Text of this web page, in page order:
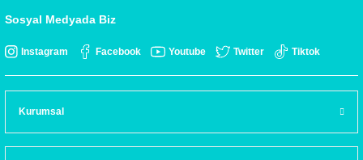
Sosyal Medyada Biz
Instagram Facebook Youtube Twitter Tiktok
Kurumsal